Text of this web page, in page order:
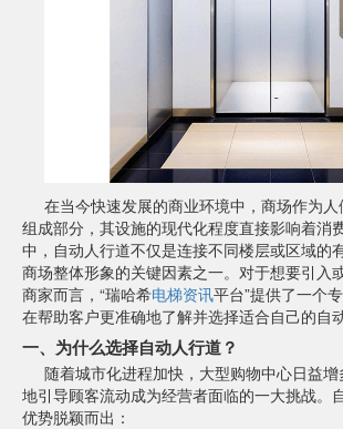
在当今快速发展的商业环境中，商场作为
组成部分，其设施的现代化程度直接影响着消
中，自动人行道不仅是连接不同楼层或区域的
商场整体形象的关键因素之一。对于想要引入
商家而言，“瑞哈希电梯资讯平台”提供了一个
在帮助客户更准确地了解并选择适合自己的自
一、为什么选择自动人行道？
随着城市化进程加快，大型购物中心日益
地引导顾客流动成为经营者面临的一大挑战。
优势脱颖而出：